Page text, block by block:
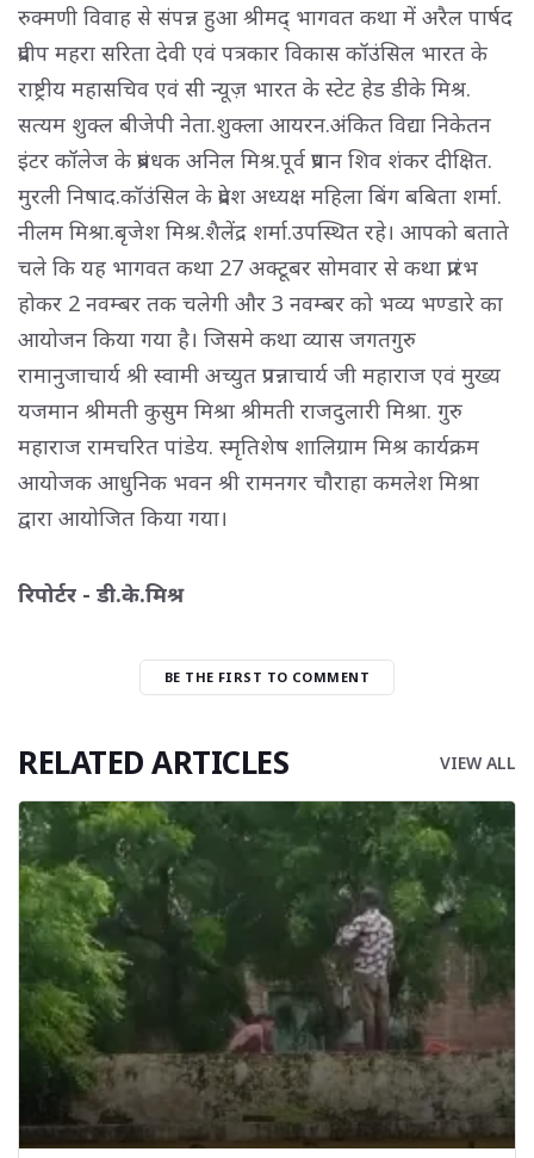
रुक्मणी विवाह से संपन्न हुआ श्रीमद् भागवत कथा में अरैल पार्षद
प्रदीप महरा सरिता देवी एवं पत्रकार विकास कॉउंसिल भारत के
राष्ट्रीय महासचिव एवं सी न्यूज़ भारत के स्टेट हेड डीके मिश्र.
सत्यम शुक्ल बीजेपी नेता.शुक्ला आयरन.अंकित विद्या निकेतन
इंटर कॉलेज के प्रबंधक अनिल मिश्र.पूर्व प्रधान शिव शंकर दीक्षित.
मुरली निषाद.कॉउंसिल के प्रदेश अध्यक्ष महिला बिंग बबिता शर्मा.
नीलम मिश्रा.बृजेश मिश्र.शैलेंद्र शर्मा.उपस्थित रहे। आपको बताते
चले कि यह भागवत कथा 27 अक्टूबर सोमवार से कथा प्रारंभ
होकर 2 नवम्बर तक चलेगी और 3 नवम्बर को भव्य भण्डारे का
आयोजन किया गया है। जिसमे कथा व्यास जगतगुरु
रामानुजाचार्य श्री स्वामी अच्युत प्रपन्नाचार्य जी महाराज एवं मुख्य
यजमान श्रीमती कुसुम मिश्रा श्रीमती राजदुलारी मिश्रा. गुरु
महाराज रामचरित पांडेय. स्मृतिशेष शालिग्राम मिश्र कार्यक्रम
आयोजक आधुनिक भवन श्री रामनगर चौराहा कमलेश मिश्रा
द्वारा आयोजित किया गया।
रिपोर्टर - डी.के.मिश्र
BE THE FIRST TO COMMENT
RELATED ARTICLES VIEW ALL